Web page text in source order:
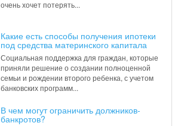
очень хочет потерять...
Какие есть способы получения ипотеки
под средства материнского капитала
Социальная поддержка для граждан, которые
приняли решение о создании полноценной
семьи и рождении второго ребенка, с учетом
банковских программ...
В чем могут ограничить должников-
банкротов?